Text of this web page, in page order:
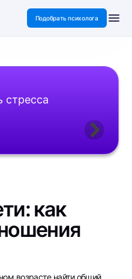
Подобрать психолога
стресса
как
возрасте найти общий